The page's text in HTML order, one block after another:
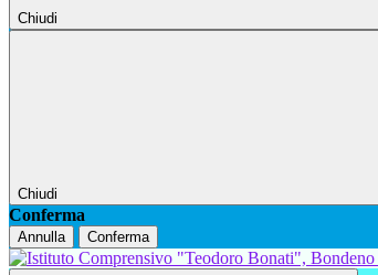
Chiudi
Chiudi
Conferma
Annulla Conferma